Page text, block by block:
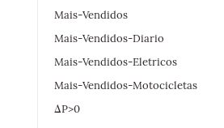
Mais-Vendidos
Mais-Vendidos-Diario
Mais-Vendidos-Eletricos
Mais-Vendidos-Motocicletas
ΔP>0